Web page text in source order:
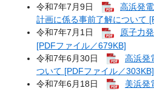
令和7年7月9日
高浜発
計画に係る事前了解について
令和7年7月1日
原子力
[PDFファイル／679KB]
令和7年6月30日
高浜発
ついて [PDFファイル／303KB]
令和7年6月18日
美浜発